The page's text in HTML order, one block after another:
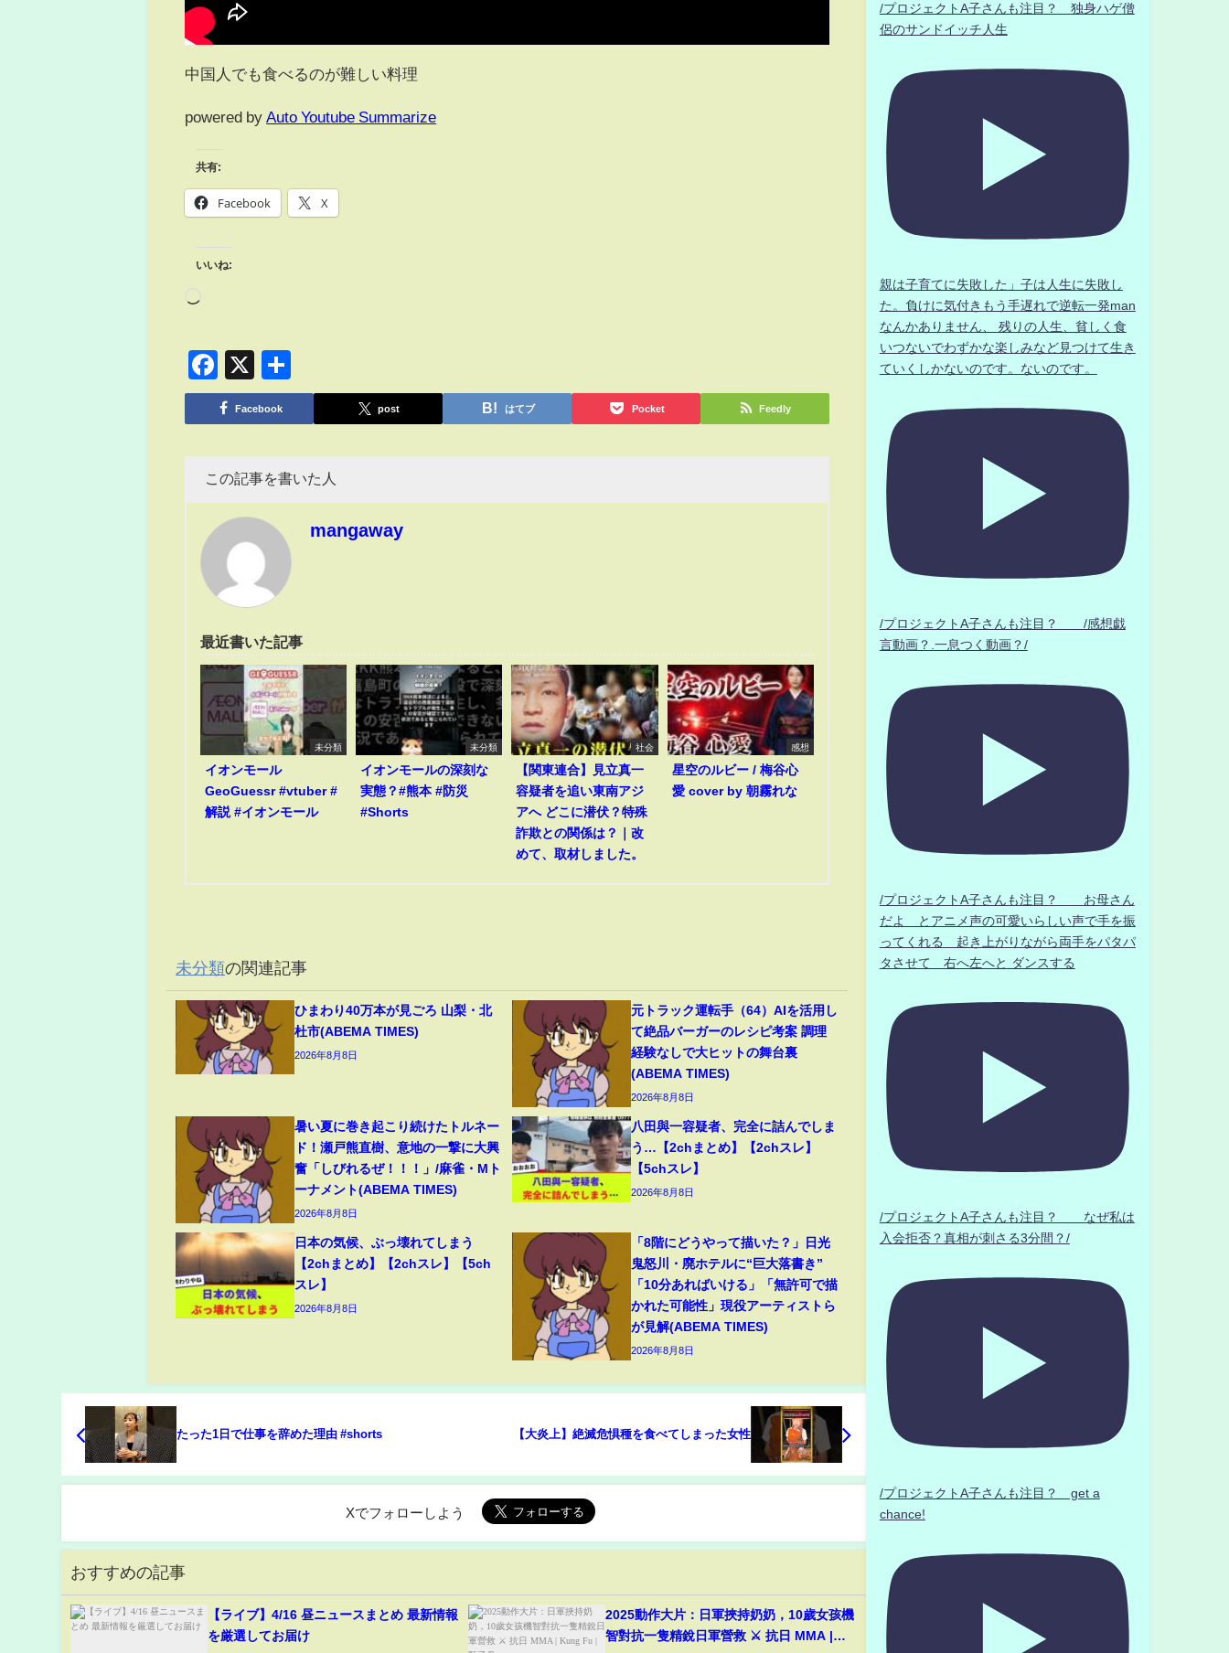
中国人でも食べるのが難しい料理
powered by Auto Youtube Summarize
共有:
Facebook X
いいね:
Facebook
X
有
Facebook post はてブ Pocket Feedly
この記事を書いた人
mangaway
最近書いた記事
未分類
イオンモール
GeoGuessr #vtuber #
解説 #イオンモール
未分類
イオンモールの深刻な
実態？#熊本 #防災
#Shorts
社会
【関東連合】見立真一
容疑者を追い東南アジ
アへ どこに潜伏？特殊
詐欺との関係は？｜改
めて、取材しました。
感想
星空のルビー / 梅谷心
愛 cover by 朝霧れな
未分類の関連記事
ひまわり40万本が見ごろ 山梨・北
杜市(ABEMA TIMES)
2026年8月8日
元トラック運転手（64）AIを活用し
て絶品バーガーのレシピ考案 調理
経験なしで大ヒットの舞台裏
(ABEMA TIMES)
2026年8月8日
暑い夏に巻き起こり続けたトルネー
ド！瀬戸熊直樹、意地の一撃に大興
奮「しびれるぜ！！！」/麻雀・Mト
ーナメント(ABEMA TIMES)
2026年8月8日
八田與一容疑者、完全に詰んでしま
う…【2chまとめ】【2chスレ】
【5chスレ】
2026年8月8日
日本の気候、ぶっ壊れてしまう
【2chまとめ】【2chスレ】【5ch
スレ】
2026年8月8日
「8階にどうやって描いた？」日光
鬼怒川・廃ホテルに“巨大落書き”
「10分あればいける」「無許可で描
かれた可能性」現役アーティストら
が見解(ABEMA TIMES)
2026年8月8日
たった1日で仕事を辞めた理由 #shorts 【大炎上】絶滅危惧種を食べてしまった女性
Xでフォローしよう
おすすめの記事
【ライブ】4/16 昼ニュースまとめ 最新情報
を厳選してお届け
2025動作大片：日軍挾持奶奶，10歲女孩機
智對抗一隻精銳日軍營救 ⚔️ 抗日 MMA |
/プロジェクトA子さんも注目？ 独身ハゲ僧
侶のサンドイッチ人生
親は子育てに失敗した」子は人生に失敗し
た。負けに気付きもう手遅れで逆転一発man
なんかありません、 残りの人生、貧しく食
いつないでわずかな楽しみなど見つけて生き
ていくしかないのです。ないのです。
/プロジェクトA子さんも注目？ /感想戯
言動画？.一息つく動画？/
/プロジェクトA子さんも注目？ お母さん
だよ とアニメ声の可愛いらしい声で手を振
ってくれる 起き上がりながら両手をパタパ
タさせて 右へ左へと ダンスする
/プロジェクトA子さんも注目？ なぜ私は
入会拒否？真相が刺さる3分間？/
/プロジェクトA子さんも注目？ get a
chance!